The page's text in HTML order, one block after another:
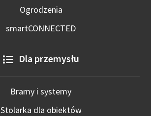
Ogrodzenia
smartCONNECTED
Dla przemysłu
Bramy i systemy
Stolarka dla obiektów